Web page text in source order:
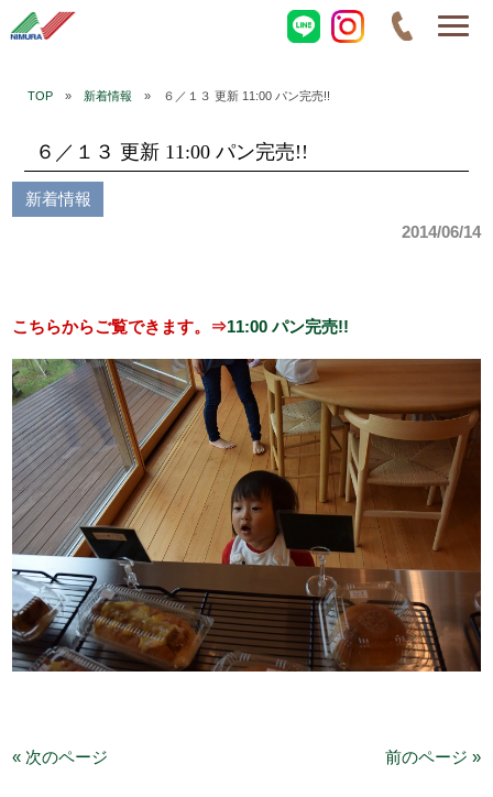
TOP» 新着情報 » ６／１３ 更新 11:00 パン完売!!
６／１３ 更新 11:00 パン完売!!
新着情報
2014/06/14
こちらからご覧できます。⇒11:00 パン完売!!
« 次のページ 前のページ »